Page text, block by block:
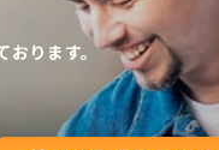
おります。